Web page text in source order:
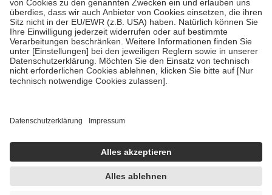
• Kindern und Jugendlichen bis zum vollendeten 18. Lebensjahr
mit Ausnahme der Fahrkosten
• Untersuchungen zur Vorsorge und Früherkennung, die von der
GKV getragen werden
• empfohlenen Schutzimpfungen
• Harn- und Blutteststreifen
getroffen, um sicherzustellen, dass es sich um echte Bewertungen
https://help.etrusted.com/hc/de/articles/4419944605341
Einige Bilder und Inhalte wurden unter Zuhilfenahme künstlicher